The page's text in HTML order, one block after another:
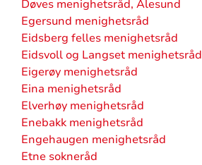
Døves menighetsråd, Ålesund
Egersund menighetsråd
Eidsberg felles menighetsråd
Eidsvoll og Langset menighetsråd
Eigerøy menighetsråd
Eina menighetsråd
Elverhøy menighetsråd
Enebakk menighetsråd
Engehaugen menighetsråd
Etne sokneråd